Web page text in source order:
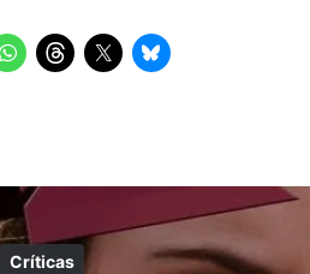
Críticas